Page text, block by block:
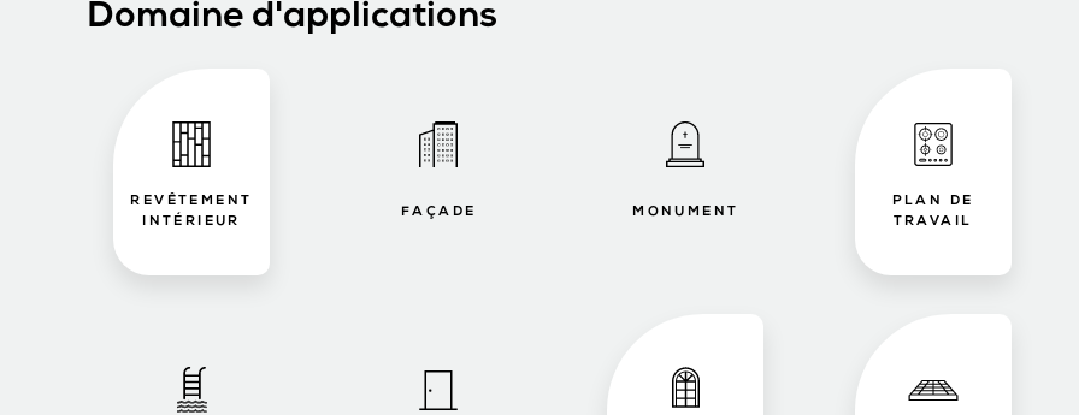
Domaine d'applications
REVÊTEMENT
INTÉRIEUR
FAÇADE MONUMENT
PLAN DE
TRAVAIL